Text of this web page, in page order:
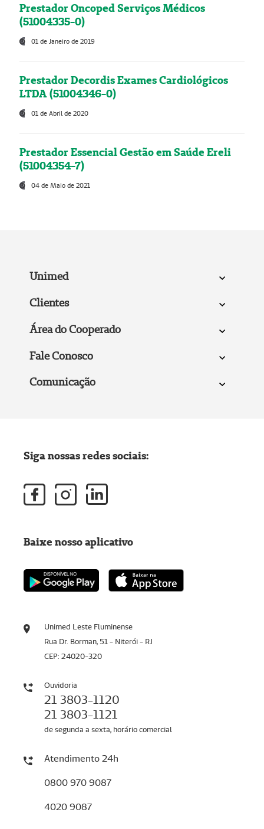
Prestador Oncoped Serviços Médicos
(51004335-0)
01 de Janeiro de 2019
Prestador Decordis Exames Cardiológicos
LTDA (51004346-0)
01 de Abril de 2020
Prestador Essencial Gestão em Saúde Ereli
(51004354-7)
04 de Maio de 2021
Unimed
Clientes
Área do Cooperado
Fale Conosco
Comunicação
Unimed Leste Fluminense
Rua Dr. Borman, 51 - Niterói - RJ
CEP: 24020-320
Ouvidoria
21 3803-1120
21 3803-1121
de segunda a sexta, horário comercial
Atendimento 24h
0800 970 9087
4020 9087
Siga nossas redes sociais:
Baixe nosso aplicativo